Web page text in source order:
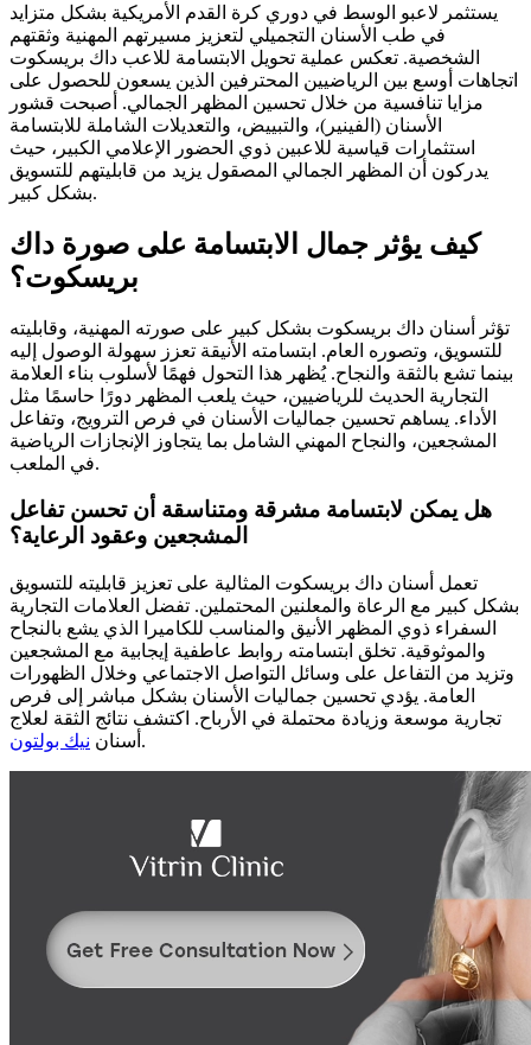
يستثمر لاعبو الوسط في دوري كرة القدم الأمريكية بشكل متزايد
في طب الأسنان التجميلي لتعزيز مسيرتهم المهنية وثقتهم
الشخصية. تعكس عملية تحويل الابتسامة للاعب داك بريسكوت
اتجاهات أوسع بين الرياضيين المحترفين الذين يسعون للحصول على
مزايا تنافسية من خلال تحسين المظهر الجمالي. أصبحت قشور
الأسنان (الفينير)، والتبييض، والتعديلات الشاملة للابتسامة
استثمارات قياسية للاعبين ذوي الحضور الإعلامي الكبير، حيث
يدركون أن المظهر الجمالي المصقول يزيد من قابليتهم للتسويق
بشكل كبير.
كيف يؤثر جمال الابتسامة على صورة داك
بريسكوت؟
تؤثر أسنان داك بريسكوت بشكل كبير على صورته المهنية، وقابليته
للتسويق، وتصوره العام. ابتسامته الأنيقة تعزز سهولة الوصول إليه
بينما تشع بالثقة والنجاح. يُظهر هذا التحول فهمًا لأسلوب بناء العلامة
التجارية الحديث للرياضيين، حيث يلعب المظهر دورًا حاسمًا مثل
الأداء. يساهم تحسين جماليات الأسنان في فرص الترويج، وتفاعل
المشجعين، والنجاح المهني الشامل بما يتجاوز الإنجازات الرياضية
في الملعب.
هل يمكن لابتسامة مشرقة ومتناسقة أن تحسن تفاعل
المشجعين وعقود الرعاية؟
تعمل أسنان داك بريسكوت المثالية على تعزيز قابليته للتسويق
بشكل كبير مع الرعاة والمعلنين المحتملين. تفضل العلامات التجارية
السفراء ذوي المظهر الأنيق والمناسب للكاميرا الذي يشع بالنجاح
والموثوقية. تخلق ابتسامته روابط عاطفية إيجابية مع المشجعين
وتزيد من التفاعل على وسائل التواصل الاجتماعي وخلال الظهورات
العامة. يؤدي تحسين جماليات الأسنان بشكل مباشر إلى فرص
تجارية موسعة وزيادة محتملة في الأرباح. اكتشف نتائج الثقة لعلاج
أسنان نيك بولتون .